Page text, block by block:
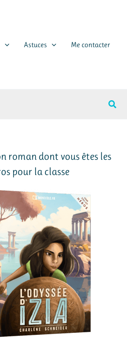
Astuces Me contacter
roman dont vous êtes les
pour la classe